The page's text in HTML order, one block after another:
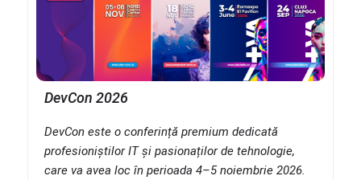
DevCon 2026
DevCon este o conferință premium dedicată
profesioniștilor IT și pasionaților de tehnologie,
care va avea loc în perioada 4–5 noiembrie 2026.